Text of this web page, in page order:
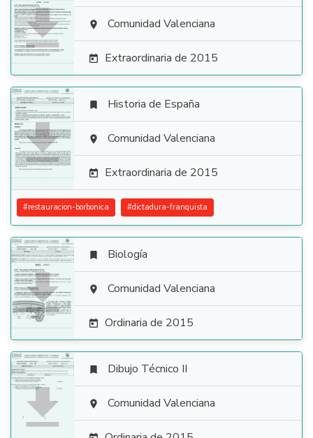
  Comunidad Valenciana
 Extraordinaria de 2015

 Historia de España
 Comunidad Valenciana
 Extraordinaria de 2015
#restauracion-borbonica #dictadura-franquista

 Biología
 Comunidad Valenciana
 Ordinaria de 2015

 Dibujo Técnico II
 Comunidad Valenciana